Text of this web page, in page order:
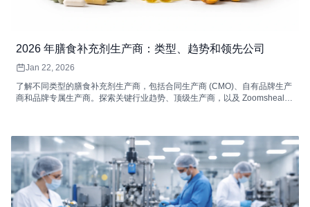
2026 年膳食补充剂生产商：类型、趋势和领先公司
Jan 22, 2026
了解不同类型的膳食补充剂生产商，包括合同生产商 (CMO)、自有品牌生产
商和品牌专属生产商。探索关键行业趋势、顶级生产商，以及 Zoomsheal